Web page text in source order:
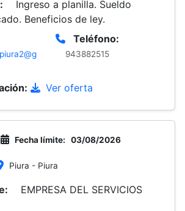
Ingreso a planilla. Sueldo
Beneficios de ley.
Teléfono:
943882515
Ver oferta
Fecha límite: 03/08/2026
Piura - Piura
EMPRESA DEL SERVICIOS